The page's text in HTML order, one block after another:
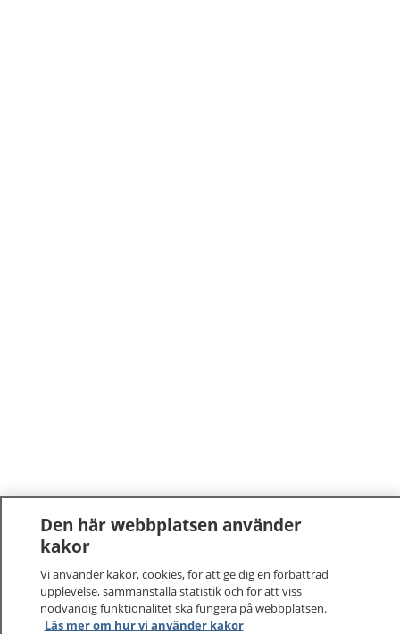
Den här webbplatsen använder
kakor
Vi använder kakor, cookies, för att ge dig en förbättrad
upplevelse, sammanställa statistik och för att viss
nödvändig funktionalitet ska fungera på webbplatsen.
Läs mer om hur vi använder kakor